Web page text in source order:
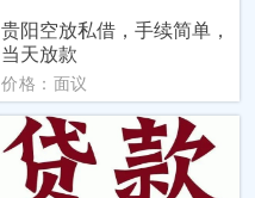
贵阳空放私借，手续简单，
当天放款
价格：面议